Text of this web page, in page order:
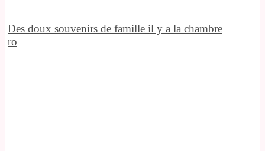
Des doux souvenirs de famille il y a la chambre
ro